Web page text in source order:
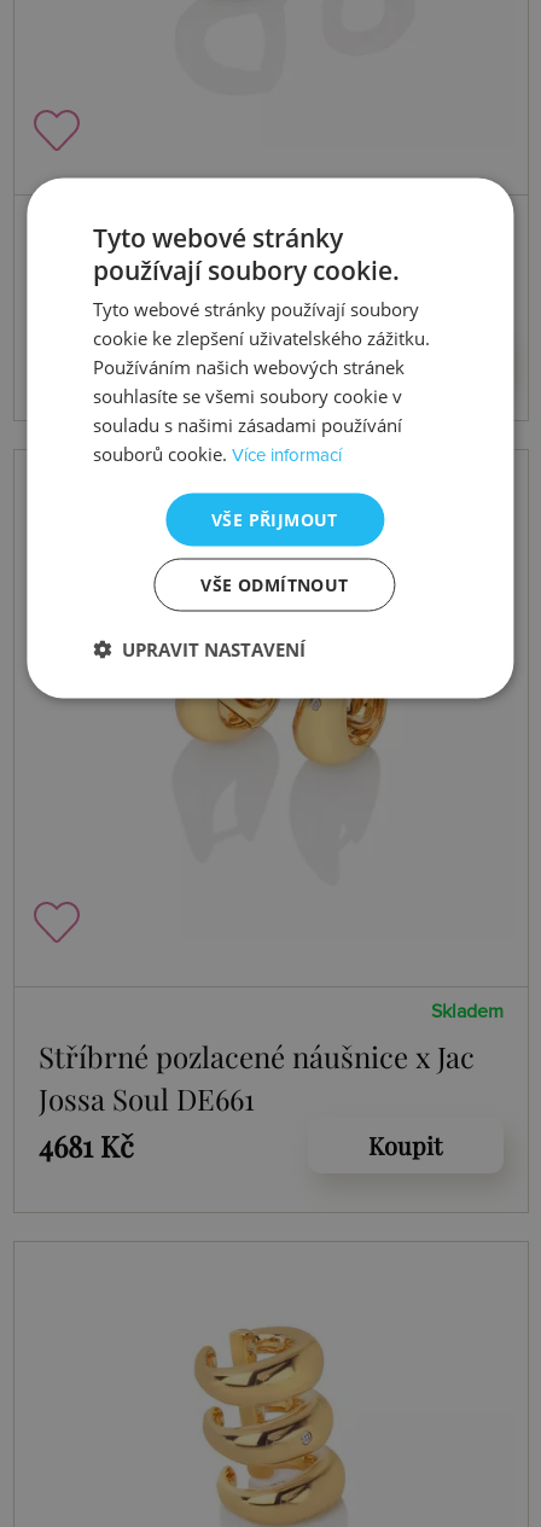
Stříbrné pozlacené náušnice x Jac
Jossa Soul DE660
3080 Kč
Koupit
Skladem
Stříbrné pozlacené náušnice x Jac
Jossa Soul DE661
4681 Kč
Koupit
Tyto webové stránky
používají soubory cookie.
Tyto webové stránky používají soubory
cookie ke zlepšení uživatelského zážitku.
Používáním našich webových stránek
souhlasíte se všemi soubory cookie v
souladu s našimi zásadami používání
souborů cookie.Více informací
VŠE PŘIJMOUT
VŠE ODMÍTNOUT
UPRAVIT NASTAVENÍ